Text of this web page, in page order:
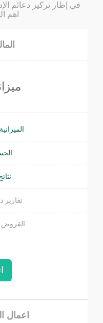
في إطار تركيز دعائم
اهم
تقارير
القروض
اعمال